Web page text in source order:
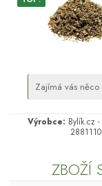
Zajímá vás
Výrobce: Bylík.cz
ZBOŽÍ